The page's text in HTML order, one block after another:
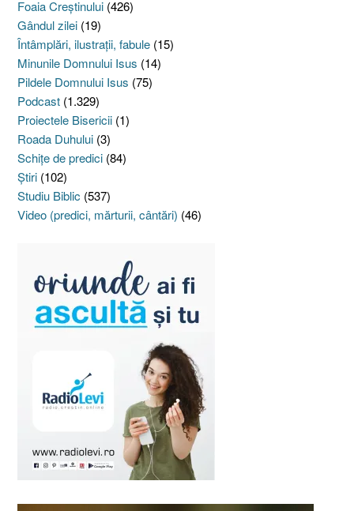
Foaia Creştinului (426)
Gândul zilei (19)
Întâmplări, ilustraţii, fabule (15)
Minunile Domnului Isus (14)
Pildele Domnului Isus (75)
Podcast (1.329)
Proiectele Bisericii (1)
Roada Duhului (3)
Schiţe de predici (84)
Ştiri (102)
Studiu Biblic (537)
Video (predici, mărturii, cântări) (46)